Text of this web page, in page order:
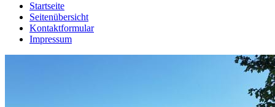
Startseite
Seitenübersicht
Kontaktformular
Impressum